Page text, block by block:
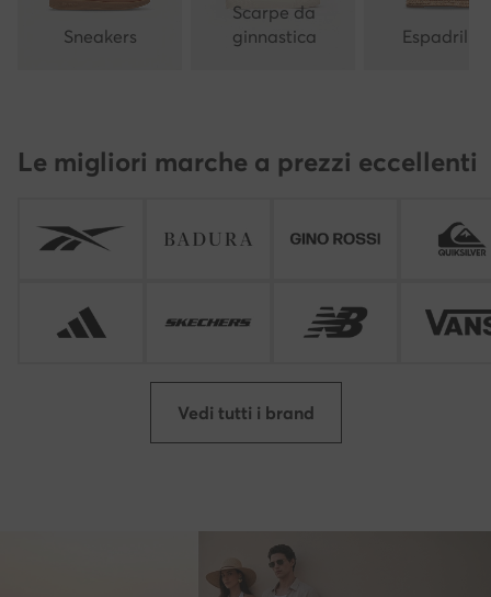
Sneakers
Scarpe da
ginnastica
Espadrillas
Le migliori marche a prezzi eccellenti
Vedi tutti i brand